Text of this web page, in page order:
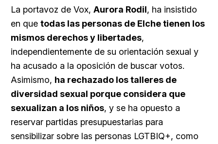
La portavoz de Vox, Aurora Rodil, ha insistido
en que todas las personas de Elche tienen los
mismos derechos y libertades,
independientemente de su orientación sexual y
ha acusado a la oposición de buscar votos.
Asimismo, ha rechazado los talleres de
diversidad sexual porque considera que
sexualizan a los niños, y se ha opuesto a
reservar partidas presupuestarias para
sensibilizar sobre las personas LGTBIQ+, como